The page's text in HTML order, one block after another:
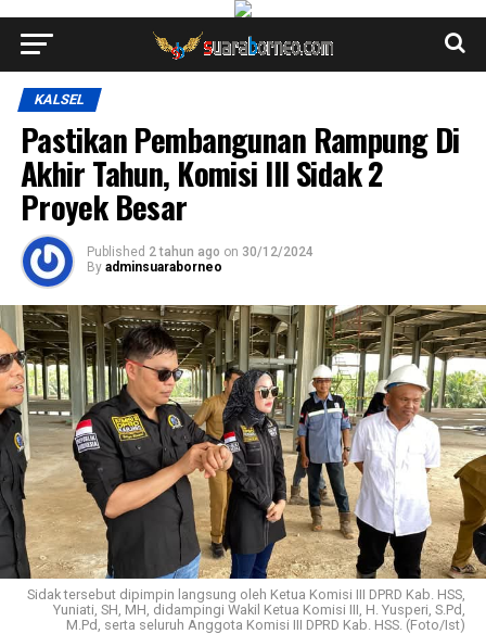
KALSEL
Pastikan Pembangunan Rampung Di
Akhir Tahun, Komisi III Sidak 2
Proyek Besar
Published 2 tahun ago on 30/12/2024
By adminsuaraborneo
Sidak tersebut dipimpin langsung oleh Ketua Komisi III DPRD Kab. HSS,
Yuniati, SH, MH, didampingi Wakil Ketua Komisi III, H. Yusperi, S.Pd,
M.Pd, serta seluruh Anggota Komisi III DPRD Kab. HSS. (Foto/Ist)